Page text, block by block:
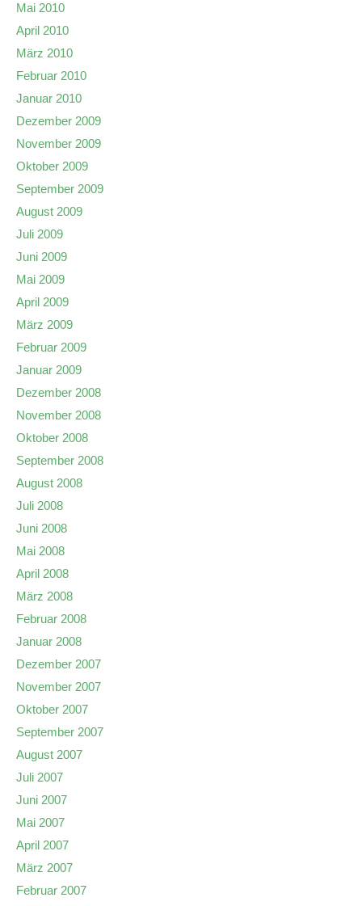
Mai 2010
April 2010
März 2010
Februar 2010
Januar 2010
Dezember 2009
November 2009
Oktober 2009
September 2009
August 2009
Juli 2009
Juni 2009
Mai 2009
April 2009
März 2009
Februar 2009
Januar 2009
Dezember 2008
November 2008
Oktober 2008
September 2008
August 2008
Juli 2008
Juni 2008
Mai 2008
April 2008
März 2008
Februar 2008
Januar 2008
Dezember 2007
November 2007
Oktober 2007
September 2007
August 2007
Juli 2007
Juni 2007
Mai 2007
April 2007
März 2007
Februar 2007